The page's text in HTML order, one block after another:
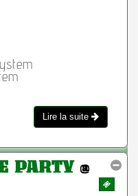
Lire la suite
PARTY @